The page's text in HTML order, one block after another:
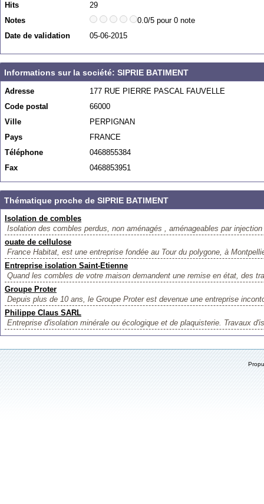
Hits
29
Notes
0.0/5 pour 0 note
Date de validation
05-06-2015
Informations sur la société: SIPRIE BATIMENT
Adresse
177 RUE PIERRE PASCAL FAUVELLE
Code postal
66000
Ville
PERPIGNAN
Pays
FRANCE
Téléphone
0468855384
Fax
0468853951
Thématique proche de SIPRIE BATIMENT
Isolation de combles
Isolation des combles perdus, non aménagés , aménageables par
ouate de cellulose
France Habitat, est une entreprise fondée au Tour du polygone, à
Entreprise isolation Saint-Etienne
Quand les combles de votre maison demandent une remise en état, des
Groupe Proter
Depuis plus de 10 ans, le Groupe Proter est devenue une entreprise
Philippe Claus SARL
Entreprise d'isolation minérale ou écologique et de plaquisterie. Travaux